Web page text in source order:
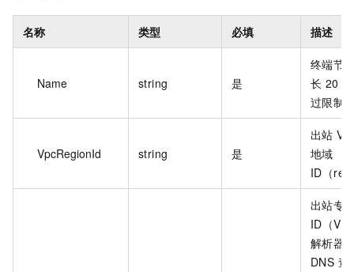
名称 类型 必填 描述
Name string 是
终端节
长 20
过限制
VpcRegionId string 是
出站
地域
ID（
出站专
ID（
解析器
DNS 查